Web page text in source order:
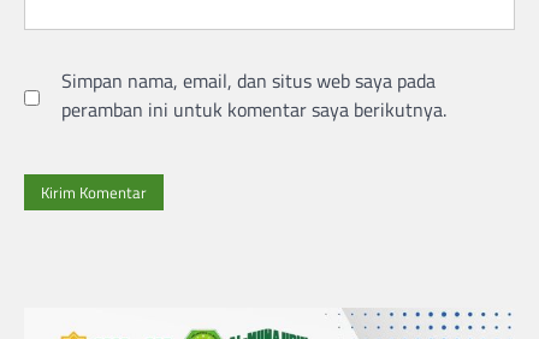
Simpan nama, email, dan situs web saya pada
peramban ini untuk komentar saya berikutnya.